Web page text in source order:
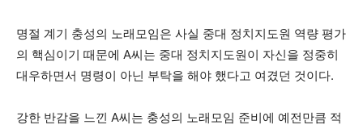
명절 계기 충성의 노래모임은 사실 중대 정치지도원 역량 평가
의 핵심이기 때문에 A씨는 중대 정치지도원이 자신을 정중히
대우하면서 명령이 아닌 부탁을 해야 했다고 여겼던 것이다.
강한 반감을 느낀 A씨는 충성의 노래모임 준비에 예전만큼 적